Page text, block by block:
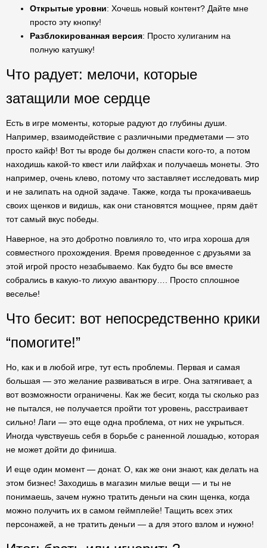
Открытые уровни: Хочешь новый контент? Дайте мне
просто эту кнопку!
Разблокированная версия: Просто хулиганим на
полную катушку!
Что радует: мелочи, которые
затащили мое сердце
Есть в игре моменты, которые радуют до глубины души.
Например, взаимодействие с различными предметами — это
просто кайф! Вот ты вроде бы должен спасти кого-то, а потом
находишь какой-то квест или лайфхак и получаешь монеты. Это
например, очень клево, потому что заставляет исследовать мир
и не залипать на одной задаче. Также, когда ты прокачиваешь
своих щенков и видишь, как они становятся мощнее, прям даёт
тот самый вкус победы.
Наверное, на это добротно повлияло то, что игра хороша для
совместного прохождения. Время проведенное с друзьями за
этой игрой просто незабываемо. Как будто бы все вместе
собрались в какую-то лихую авантюру…. Просто сплошное
веселье!
Что бесит: вот непосредственно крики
“помогите!”
Но, как и в любой игре, тут есть проблемы. Первая и самая
большая — это желание развиваться в игре. Она затягивает, а
вот возможности ограничены. Как же бесит, когда ты сколько раз
не пытался, не получается пройти тот уровень, расстраивает
сильно! Лаги — это еще одна проблема, от них не укрыться.
Иногда чувствуешь себя в борьбе с раненной лошадью, которая
не может дойти до финиша.
И еще один момент — донат. О, как же они знают, как делать на
этом бизнес! Заходишь в магазин милые вещи — и ты не
понимаешь, зачем нужно тратить деньги на скин щенка, когда
можно получить их в самом геймплейе! Тащить всех этих
персонажей, а не тратить деньги — а для этого взлом и нужно!